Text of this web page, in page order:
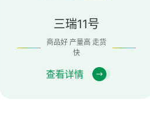
三瑞11号
商品好 产量高 走货
快
查看详情